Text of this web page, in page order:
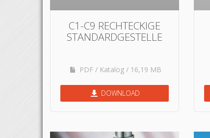
C1-C9 RECHTECKIGE
STANDARDGESTELLE
PDF / Katalog / 16,19 MB
DOWNLOAD